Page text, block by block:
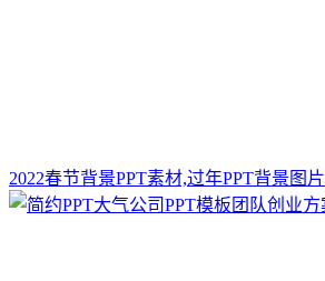
2022春节背景PPT素材,过年PPT背景图片